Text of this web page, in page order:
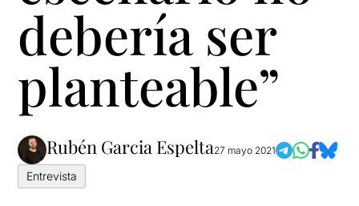
debería ser
planteable”
Rubén Garcia Espelta27 mayo 2021
Entrevista